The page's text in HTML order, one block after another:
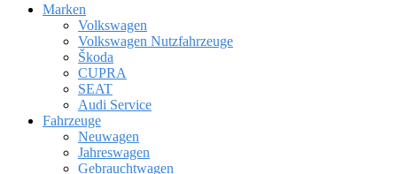
Marken
Volkswagen
Volkswagen Nutzfahrzeuge
Škoda
CUPRA
SEAT
Audi Service
Fahrzeuge
Neuwagen
Jahreswagen
Gebrauchtwagen